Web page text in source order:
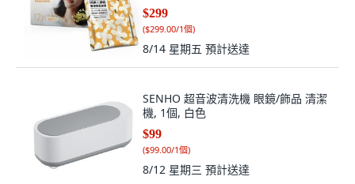
$299
($299.00/1個)
8/14 星期五 預計送達
SENHO 超音波清洗機 眼鏡/飾品 清潔
機, 1個, 白色
$99
($99.00/1個)
8/12 星期三 預計送達